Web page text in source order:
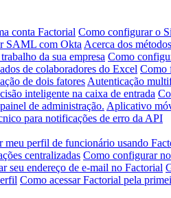
conta Factorial Como configurar o
SAML com Okta Acerca dos
da sua empresa Como
de colaboradores do Excel Como
de dois fatores Autenticação
inteligente na caixa de entrada
de administração. Aplicativo
para notificações de erro da API
meu perfil de funcionário usando
centralizadas Como configurar
seu endereço de e-mail no Factorial
Como acessar Factorial pela